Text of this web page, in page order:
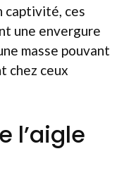
captivité, ces
une envergure
masse pouvant
chez ceux
l’aigle